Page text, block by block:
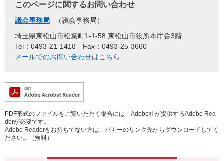
このページに関するお問い合わせ
議会事務局
議会事務局
埼玉県東松山市松葉町1-1-58 東松山市役所本庁舎3階
Tel：0493-21-1418
Fax：0493-25-3660
メールでのお問い合わせはこちら
PDF形式のファイルをご覧いただく場合には、Adobe社が提供するAdobe Rea
derが必要です。
Adobe Readerをお持ちでない方は、バナーのリンク先からダウンロードしてく
ださい。（無料）